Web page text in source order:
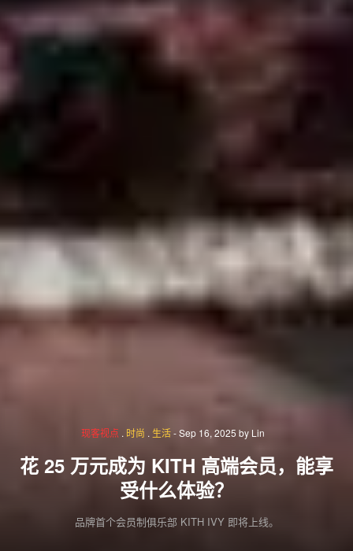
现客视点 . 时尚 . 生活-Sep 16, 2025 by Lin
花 25 万元成为 KITH 高端会员，能享
受什么体验？
品牌首个会员制俱乐部 KITH IVY 即将上线。